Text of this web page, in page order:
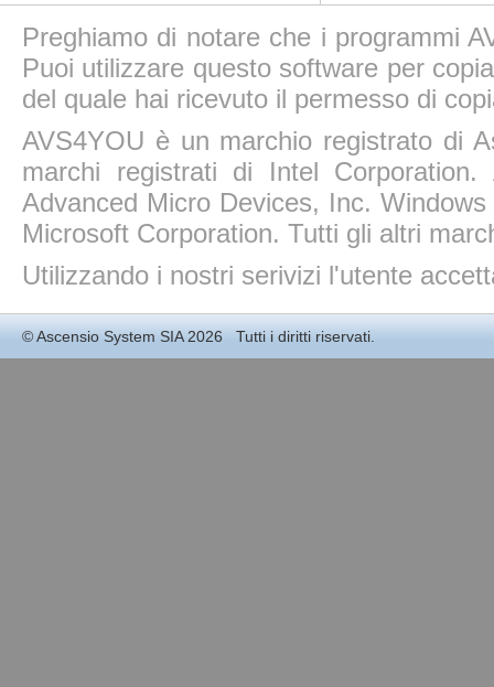
Preghiamo di notare che i programmi
Puoi utilizzare questo software per
del quale hai ricevuto il permesso di
AVS4YOU è un marchio registrato di
marchi registrati di Intel
Advanced Micro Devices, Inc.
Microsoft Corporation. Tutti gli altri
Utilizzando i nostri serivizi l'utente
©Ascensio System SIA2026 Tutti i diritti riservati.